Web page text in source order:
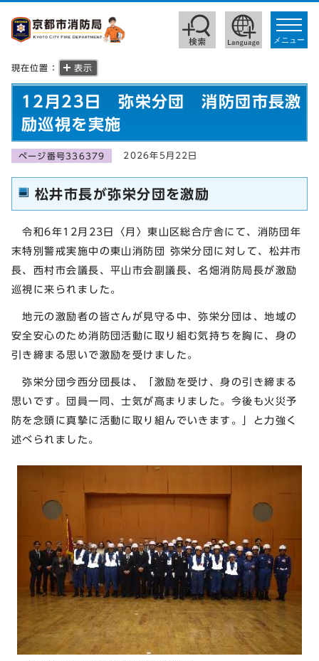
toggle
メニュー
現在位置： 表示
12月23日 弥栄分団 消防団市長激
励巡視を実施
ページ番号336379 2026年5月22日
松井市長が弥栄分団を激励
令和6年12月23日〈月〉東山区総合庁舎にて、消防団年
末特別警戒実施中の東山消防団 弥栄分団に対して、松井市
長、西村市会議長、平山市会副議長、名畑消防局長が激励
巡視に来られました。
地元の激励者の皆さんが見守る中、弥栄分団は、地域の
安全安心のため消防団活動に取り組む気持ちを胸に、身の
引き締まる思いで激励を受けました。
弥栄分団今西分団長は、「激励を受け、身の引き締まる
思いです。団員一同、士気が高まりました。今後も火災予
防を念頭に真摯に活動に取り組んでいきます。」と力強く
述べられました。